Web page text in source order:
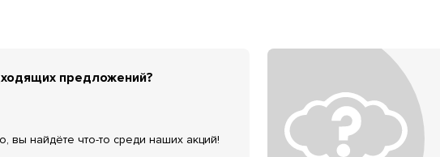
предложений?
вы найдёте что-то среди наших акций!